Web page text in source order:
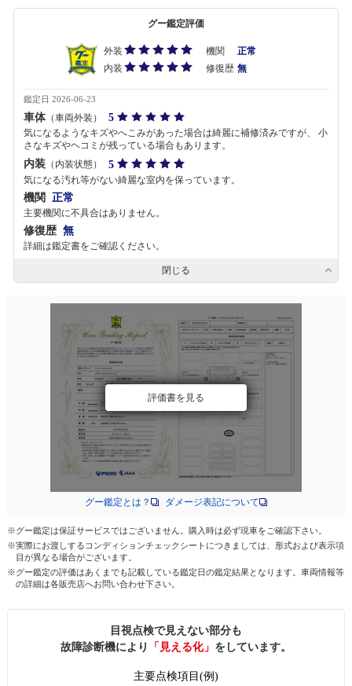
グー鑑定評価
外装 機関
正常
内装
修復歴 無
鑑定日 2026-06-23
車体（車両外装） 5
気になるようなキズやへこみがあった場合は綺麗に補修済みですが、 小
さなキズやヘコミが残っている場合もあります。
内装 （内装状態） 5
気になる汚れ等がない綺麗な室内を保っています。
機関 正常
主要機関に不具合はありません。
修復歴 無
詳細は鑑定書をご確認ください。
閉じる
評価書を見る
グー鑑定とは？ ダメージ表記について
※グー鑑定は保証サービスではございません。購入時は必ず現車をご確認下さい。
※実際にお渡しするコンディションチェックシートにつきましては、形式および表示項
目が異なる場合がございます。
※グー鑑定の評価はあくまでも記載している鑑定日の鑑定結果となります。車両情報等
の詳細は各販売店へお問い合わせ下さい。
目視点検で見えない部分も
故障診断機により
「見える化」 をしています。
主要点検項目(例)